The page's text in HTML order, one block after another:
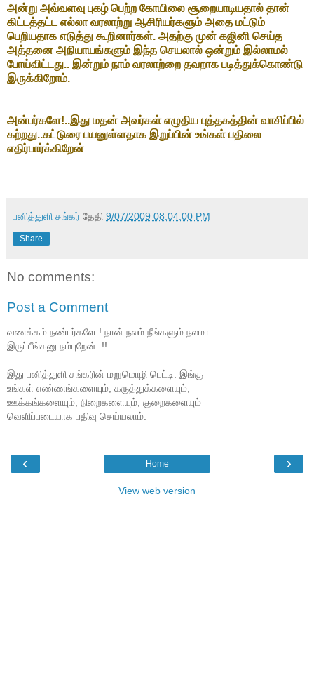
அன்று அவ்வளவு புகழ் பெற்ற கோயிலை சூறையாடியதால் தான்
கிட்டத்தட்ட எல்லா வரலாற்று ஆசிரியர்களும் அதை மட்டும்
பெறியதாக எடுத்து கூறினார்கள். அதற்கு முன் கஜினி செய்த
அத்தனை அநியாயங்களும் இந்த செயலால் ஒன்றும் இல்லாமல்
போய்விட்டது.. இன்றும் நாம் வரலாற்றை தவறாக படித்துக்கொண்டு
இருக்கிறோம்.
அன்பர்களே!..இது மதன் அவர்கள் எழுதிய புத்தகத்தின் வாசிப்பில்
கற்றது..கட்டுரை பயனுள்ளதாக இறுப்பின் உங்கள் பதிலை
எதிர்பார்க்கிறேன்
பனித்துளி சங்கர் தேதி 9/07/2009 08:04:00 PM
Share
No comments:
Post a Comment
வணக்கம் நண்பர்களே.! நான் நலம் நீங்களும் நலமா
இருப்பீங்கனு நம்புறேன்..!!
இது பனித்துளி சங்கரின் மறுமொழி பெட்டி. இங்கு
உங்கள் எண்ணங்களையும், கருத்துக்களையும்,
ஊக்கங்களையும், நிறைகளையும், குறைகளையும்
வெளிப்படையாக பதிவு செய்யலாம்.
‹ ›
Home
View web version